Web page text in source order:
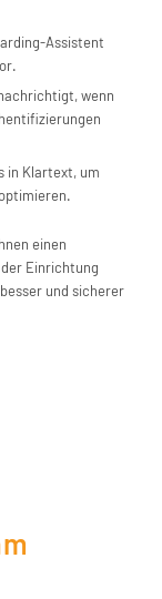
Assistent
wenn
in Klartext, um
einen
Einrichtung
und sicherer